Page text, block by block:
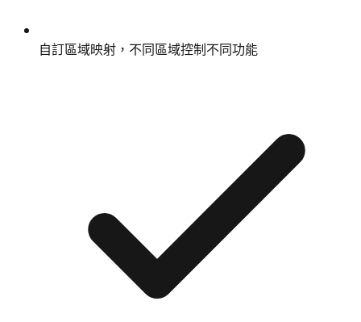
自訂區域映射，不同區域控制不同功能